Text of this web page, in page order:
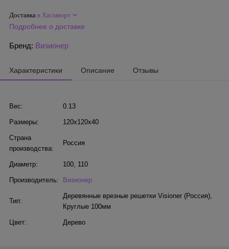
Доставка в Хасавюрт
Подробнее о доставке
Бренд: Визионер
Характеристики Описание Отзывы
Вес: 0.13
Размеры: 120х120х40
Страна
производства:
Россия
Диаметр: 100, 110
Производитель: Визионер
Тип:
Деревянные врезные решетки Visioner (Россия),
Круглые 100мм
Цвет: Дерево